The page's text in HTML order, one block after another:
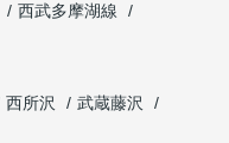
西武多摩湖線
西所沢
武蔵藤沢